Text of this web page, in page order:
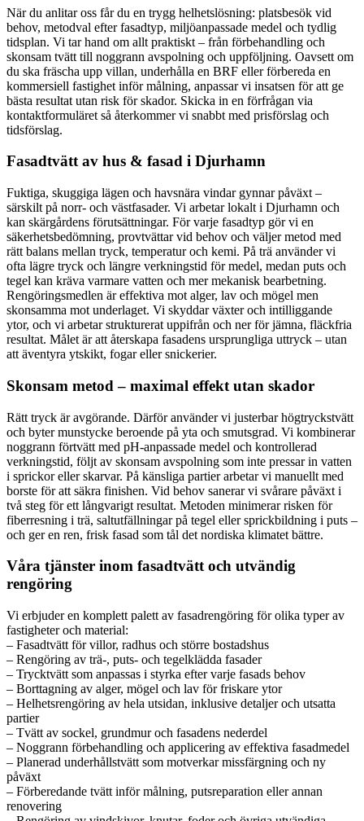
När du anlitar oss får du en trygg helhetslösning: platsbesök vid
behov, metodval efter fasadtyp, miljöanpassade medel och tydlig
tidsplan. Vi tar hand om allt praktiskt – från förbehandling och
skonsam tvätt till noggrann avspolning och uppföljning. Oavsett om
du ska fräscha upp villan, underhålla en BRF eller förbereda en
kommersiell fastighet inför målning, anpassar vi insatsen för att ge
bästa resultat utan risk för skador. Skicka in en förfrågan via
kontaktformuläret så återkommer vi snabbt med prisförslag och
tidsförslag.
Fasadtvätt av hus & fasad i Djurhamn
Fuktiga, skuggiga lägen och havsnära vindar gynnar påväxt –
särskilt på norr- och västfasader. Vi arbetar lokalt i Djurhamn och
kan skärgårdens förutsättningar. För varje fasadtyp gör vi en
säkerhetsbedömning, provtvättar vid behov och väljer metod med
rätt balans mellan tryck, temperatur och kemi. På trä använder vi
ofta lägre tryck och längre verkningstid för medel, medan puts och
tegel kan kräva varmare vatten och mer mekanisk bearbetning.
Rengöringsmedlen är effektiva mot alger, lav och mögel men
skonsamma mot underlaget. Vi skyddar växter och intilliggande
ytor, och vi arbetar strukturerat uppifrån och ner för jämna, fläckfria
resultat. Målet är att återskapa fasadens ursprungliga uttryck – utan
att äventyra ytskikt, fogar eller snickerier.
Skonsam metod – maximal effekt utan skador
Rätt tryck är avgörande. Därför använder vi justerbar högtryckstvätt
och byter munstycke beroende på yta och smutsgrad. Vi kombinerar
noggrann förtvätt med pH-anpassade medel och kontrollerad
verkningstid, följt av skonsam avspolning som inte pressar in vatten
i sprickor eller skarvar. På känsliga partier arbetar vi manuellt med
borste för att säkra finishen. Vid behov sanerar vi svårare påväxt i
två steg för ett långvarigt resultat. Metoden minimerar risken för
fiberresning i trä, saltutfällningar på tegel eller sprickbildning i puts –
och ger en ren, frisk fasad som tål det nordiska klimatet bättre.
Våra tjänster inom fasadtvätt och utvändig
rengöring
Vi erbjuder en komplett palett av fasadrengöring för olika typer av
fastigheter och material:
– Fasadtvätt för villor, radhus och större bostadshus
– Rengöring av trä-, puts- och tegelklädda fasader
– Trycktvätt som anpassas i styrka efter varje fasads behov
– Borttagning av alger, mögel och lav för friskare ytor
– Helhetsrengöring av hela utsidan, inklusive detaljer och utsatta
partier
– Tvätt av sockel, grundmur och fasadens nederdel
– Noggrann förbehandling och applicering av effektiva fasadmedel
– Planerad underhållstvätt som motverkar missfärgning och ny
påväxt
– Förberedande tvätt inför målning, putsreparation eller annan
renovering